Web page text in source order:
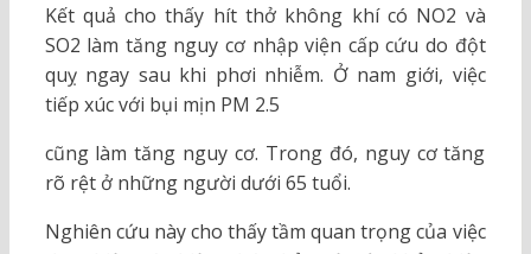
Kết quả cho thấy hít thở không khí có NO2 và
SO2 làm tăng nguy cơ nhập viện cấp cứu do đột
quỵ ngay sau khi phơi nhiễm. Ở nam giới, việc
tiếp xúc với bụi mịn PM 2.5
cũng làm tăng nguy cơ. Trong đó, nguy cơ tăng
rõ rệt ở những người dưới 65 tuổi.
Nghiên cứu này cho thấy tầm quan trọng của việc